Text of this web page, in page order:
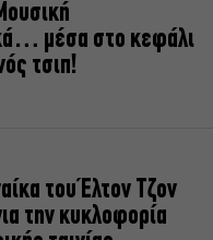
μέσα στο κεφάλι
τσιπ!
του Έλτον Τζον
την κυκλοφορία